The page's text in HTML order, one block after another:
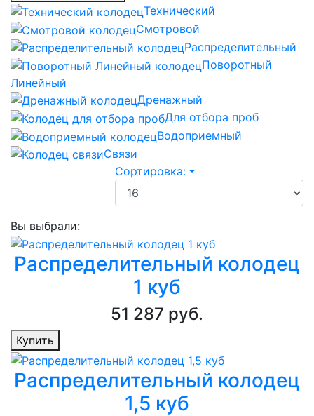
Технический
Смотровой
Распределительный
Поворотный
Линейный
Дренажный
Для отбора проб
Водоприемный
Связи
Сортировка:
Вы выбрали:
Распределительный колодец
1 куб
51 287 руб.
Купить
Распределительный колодец
1,5 куб